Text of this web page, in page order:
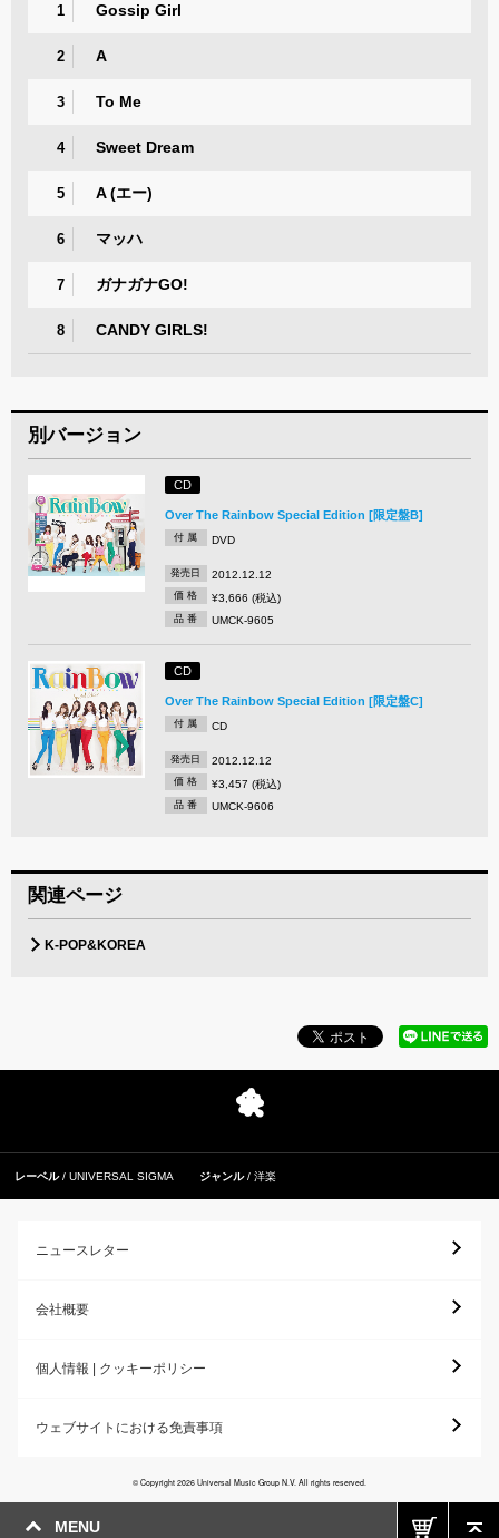
MENU
1 Gossip Girl
2 A
3 To Me
4 Sweet Dream
5 A (エー)
6 マッハ
7 ガナガナGO!
8 CANDY GIRLS!
別バージョン
CD
Over The Rainbow Special Edition [限定盤B]
付 属 DVD
発売日 2012.12.12
価 格 ¥3,666 (税込)
品 番 UMCK-9605
CD
Over The Rainbow Special Edition [限定盤C]
付 属 CD
発売日 2012.12.12
価 格 ¥3,457 (税込)
品 番 UMCK-9606
関連ページ
K-POP&KOREA
レーベル UNIVERSAL SIGMA ジャンル 洋楽
ニュースレター
会社概要
個人情報 | クッキーポリシー
ウェブサイトにおける免責事項
© Copyright 2026 Universal Music Group N.V. All rights reserved.